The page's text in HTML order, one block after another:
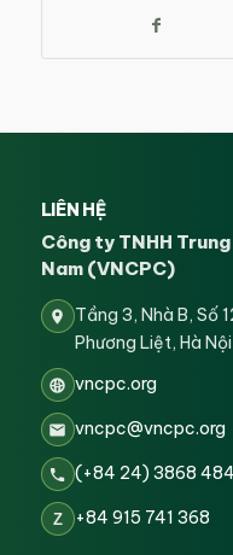
LIÊN HỆ
Công ty TNHH
Nam (VNCPC)
Tầng 3, Nhà B, Số
Phương Liệt, Hà
vncpc.org
vncpc@vncpc.org
(+84 24) 3868
Z +84 915 741 368